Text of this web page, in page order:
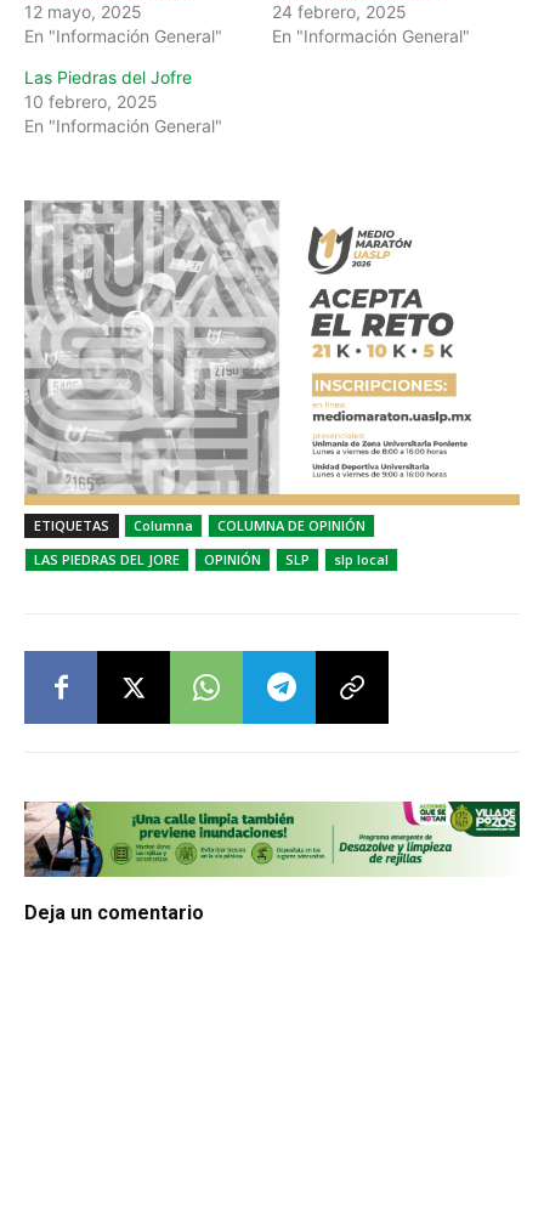
12 mayo, 2025
En "Información General"
24 febrero, 2025
En "Información General"
Las Piedras del Jofre
10 febrero, 2025
En "Información General"
ETIQUETAS Columna
COLUMNA DE OPINIÓN
LAS PIEDRAS DEL JORE
OPINIÓN SLP slp local
Deja un comentario